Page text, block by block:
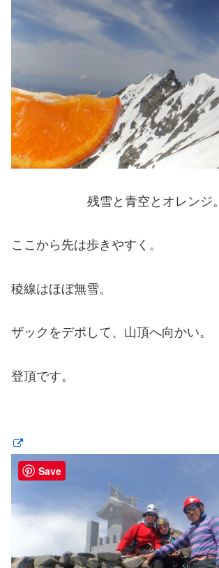
残雪と青空とオレンジ。
ここから先は歩きやすく。
稜線はほぼ無雪。
ザックをデポして、山頂へ向かい。
登頂です。
Save